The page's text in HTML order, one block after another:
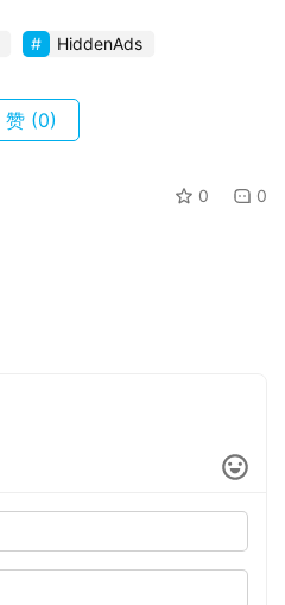
HiddenAds
赞 (0)
0 0